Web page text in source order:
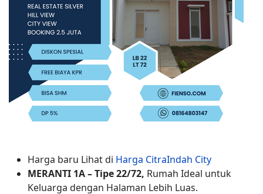
Harga baru Lihat di Harga CitraIndah City
MERANTI 1A – Tipe 22/72, Rumah Ideal untuk
Keluarga dengan Halaman Lebih Luas.